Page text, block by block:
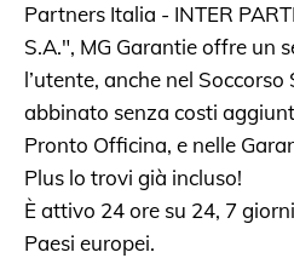
Partners Italia - INTER
S.A.", MG Garantie offre un
l’utente, anche nel
abbinato senza costi
Pronto Officina, e nelle
Plus lo trovi già incluso!
È attivo 24 ore su 24, 7
Paesi europei.